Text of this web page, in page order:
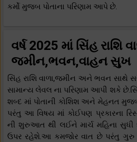
કર્મો મુજબ પોતાના પરિણામ આપે છે.
વર્ષ 2025 માં સિંહ રાશિ
જમીન,ભવન,વાહન સુખ
સિંહ રાશિ વાળા,જમીન અને ભવન સાથે
સામાન્ય લેવલ ના પરિણામ આપી શકે
શબ્દ માં પોતાની કોશિશ અને મેહનત
પરંતુ આ વિષય માં કોઈપણ પ્રકારના
ની શુરુઆત થી લઈને માર્ચ મહિના સુધી
ઉપર રહેશે.આ કમજોર વાત છે પરંતુ